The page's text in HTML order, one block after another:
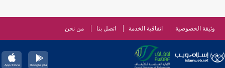
وثيقة الخصوصية اتفاقية الخدمة اتصل بنا من نحن